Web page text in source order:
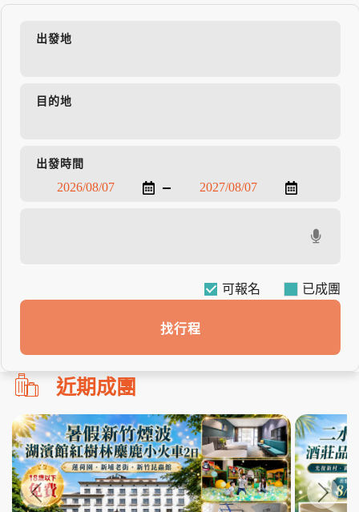
出發地
目的地
出發時間
可報名
找行程
刪!!
尋
bar
使
用
近期成團